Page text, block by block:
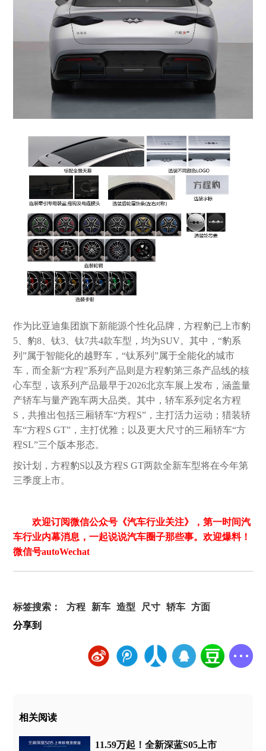
作为比亚迪集团旗下新能源个性化品牌，方程豹已上市豹
5、豹8、钛3、钛7共4款车型，均为SUV。其中，“豹系
列”属于智能化的越野车，“钛系列”属于全能化的城市
车，而全新“方程”系列产品则是方程豹第三条产品线的核
心车型，该系列产品最早于2026北京车展上发布，涵盖量
产轿车与量产跑车两大品类。其中，轿车系列定名方程
S，共推出包括三厢轿车“方程S”，主打活力运动；猎装轿
车“方程S GT”，主打优雅；以及更大尺寸的三厢轿车“方
程SL”三个版本形态。
按计划，方程豹S以及方程S GT两款全新车型将在今年第
三季度上市。
欢迎订阅微信公众号《汽车行业关注》，第一时间汽
车行业内幕消息，一起说说汽车圈子那些事。欢迎爆料！
微信号autoWechat
标签搜索： 方程 新车 造型 尺寸 轿车
方面
分享到
相关阅读
11.59万起！全新深蓝S05上市